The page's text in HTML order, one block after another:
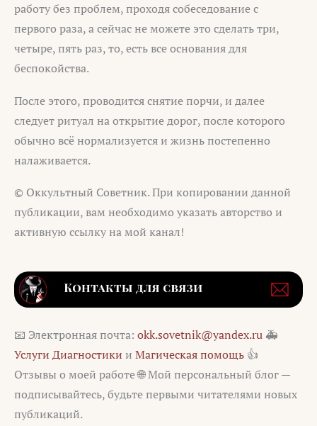
работу без проблем, проходя собеседование с
первого раза, а сейчас не можете это сделать три,
четыре, пять раз, то, есть все основания для
беспокойства.
После этого, проводится снятие порчи, и далее
следует ритуал на открытие дорог, после которого
обычно всё нормализуется и жизнь постепенно
налаживается.
© Оккультный Советник. При копировании данной
публикации, вам необходимо указать авторство и
активную ссылку на мой канал!
📧 Электронная почта: okk.sovetnik@yandex.ru 🚑
Услуги Диагностики и Магическая помощь 👍
Отзывы о моей работе 🌐 Мой персональный блог —
подписывайтесь, будьте первыми читателями новых
публикаций.